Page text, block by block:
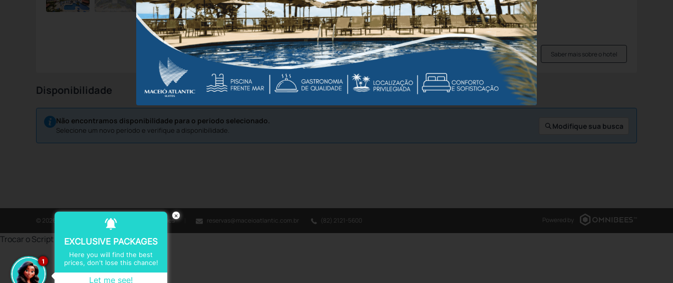
Saber mais sobre o hotel
Disponibilidade
Não encontramos disponibilidade para o período selecionado.
Selecione um novo período e verifique a disponibilidade. Modifique sua busca
reservas@maceioatlantic.com.br (82) 2121-5600
© 2026 Maceió Atlantic Suítes. Política de Cookies Powered by
Trocar o Script do Organico
×
EXCLUSIVE PACKAGES
Here you will find the best
prices, don't lose this chance!
Let me see!
1